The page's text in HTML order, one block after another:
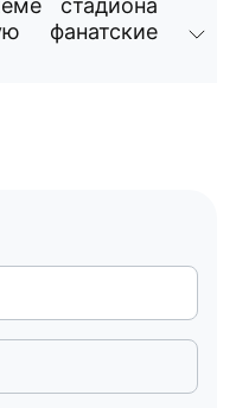
великолепия и получите
стадиона
фанатские